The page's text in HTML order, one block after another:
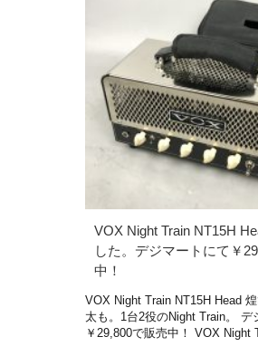
VOX Night Train NT15H
した。デジマートにて￥
中！
VOX Night Train NT15H Head
太も。1台2役のNight Train。 デ
￥29,800で販売中！ VOX Night